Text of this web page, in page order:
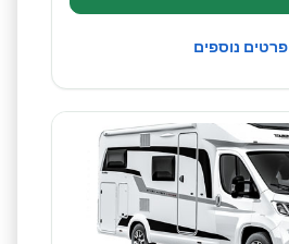
פרטים נוספים